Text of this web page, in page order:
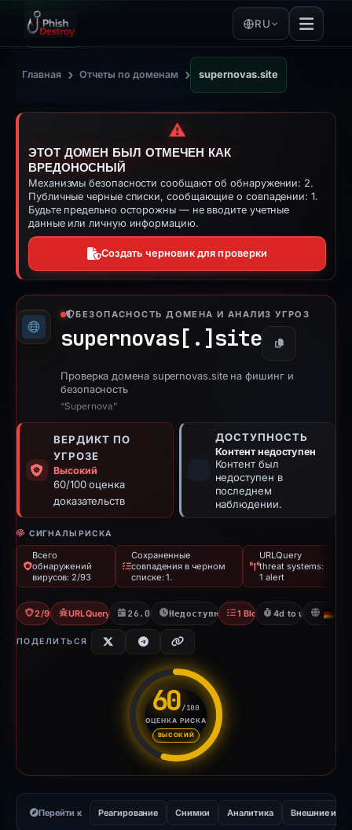
RU
Главная › Отчеты по доменам › supernovas.site
⚠️
ЭТОТ ДОМЕН БЫЛ ОТМЕЧЕН КАК
ВРЕДОНОСНЫЙ
Механизмы безопасности сообщают об обнаружении: 2.
Публичные черные списки, сообщающие о совпадении: 1.
Будьте предельно осторожны — не вводите учетные
данные или личную информацию.
Создать черновик для проверки
БЕЗОПАСНОСТЬ ДОМЕНА И АНАЛИЗ УГРОЗ
supernovas[.] site Копировать
Проверка домена supernovas.site на фишинг и
безопасность
“Supernova”
ВЕРДИКТ ПО
УГРОЗЕ
Высокий
60/100 оценка
доказательств
ДОСТУПНОСТЬ
Контент недоступен
Контент был
недоступен в
последнем
наблюдении.
СИГНАЛЫ РИСКА
Всего
обнаружений
вирусов: 2/93
Сохраненные
совпадения в черном
списке: 1.
URLQuery
threat systems:
1 alert
2/93 VTURLQuery: 1 threat alerts
26.02.2026Недоступно с 02.03.2026
1 Blocklist4d to unavailable
ПОДЕЛИТЬСЯ
60/100
ОЦЕНКА РИСКА
ВЫСОКИЙ
Оценка риска: 60 из 100.
Перейти к Реагирование Снимки Аналитика Внешние